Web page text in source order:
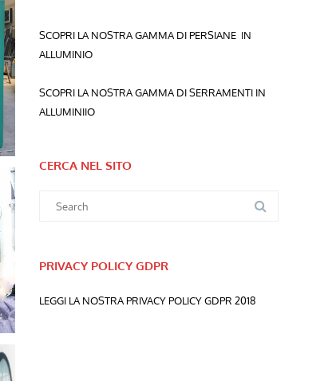
SCOPRI LA NOSTRA GAMMA DI PERSIANE IN
ALLUMINIO
SCOPRI LA NOSTRA GAMMA DI SERRAMENTI IN
ALLUMINIIO
CERCA NEL SITO
Search
PRIVACY POLICY GDPR
LEGGI LA NOSTRA PRIVACY POLICY GDPR 2018